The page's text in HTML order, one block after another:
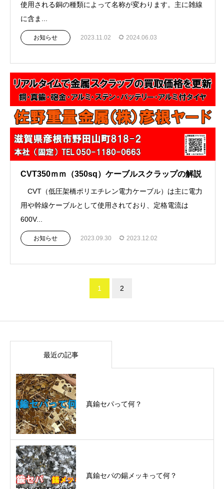
使用される銅の種類によって名称が変わります。主に雑線
に含ま...
お知らせ 2023.11.02 2024.06.03
CVT350ｍｍ（350sq）ケーブルスクラップの解説
CVT（低圧架橋ポリエチレン電力ケーブル）は主に電力
用や幹線ケーブルとして使用されており、定格電流は
600V...
お知らせ 2023.09.30 2023.12.02
1 2
最近の記事
真鍮セパって何？
真鍮セパの錫メッキって何？